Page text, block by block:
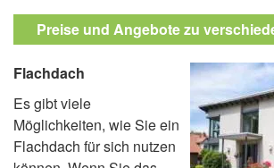
Preise und Angebote zu
Flachdach
Es gibt viele
Möglichkeiten, wie Sie ein
Flachdach für sich nutzen